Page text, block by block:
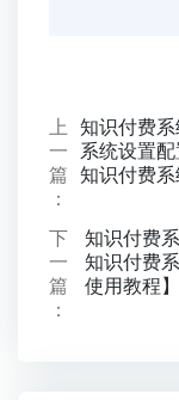
上
一
篇
：
知识付费
系统设置
知识付费系
下
一
篇
：
知识付费
知识付费
使用教程】